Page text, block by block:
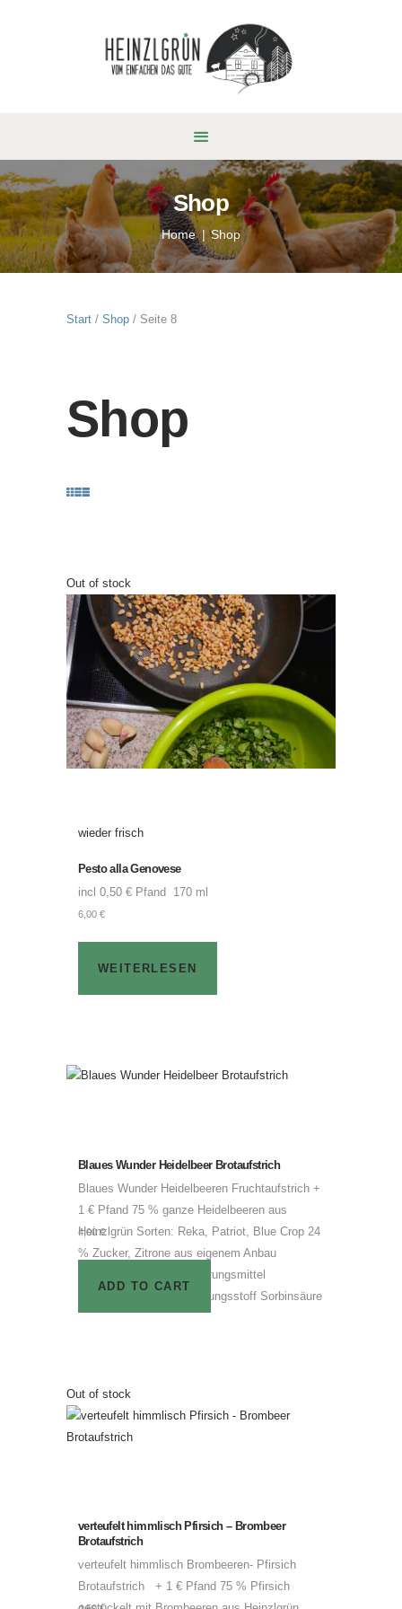
Shop
Home Shop
Start / Shop / Seite 8
Shop
Out of stock
wieder frisch
Pesto alla Genovese
incl 0,50 € Pfand 170 ml
6,00 €
WEITERLESEN
Blaues Wunder Heidelbeer Brotaufstrich
Blaues Wunder Heidelbeeren Fruchtaufstrich +
1 € Pfand 75 % ganze Heidelbeeren aus
Heinzlgrün Sorten: Reka, Patriot, Blue Crop 24
% Zucker, Zitrone aus eigenem Anbau
Geliermittel Pektin, Säuerungsmittel
Zitronensäure Konservierungsstoff Sorbinsäure
4,00€
ADD TO CART
Out of stock
verteufelt himmlisch Pfirsich – Brombeer
Brotaufstrich
verteufelt himmlisch Brombeeren- Pfirsich
Brotaufstrich + 1 € Pfand 75 % Pfirsich